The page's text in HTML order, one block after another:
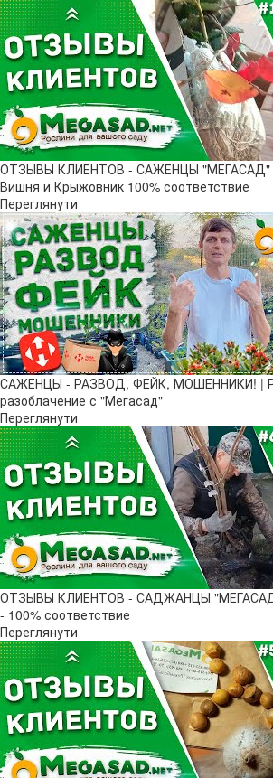
ОТЗЫВЫ КЛИЕНТОВ - САЖЕНЦЫ "МЕГАСАД" |
Вишня и Крыжовник 100% соответствие
Переглянути
САЖЕНЦЫ - РАЗВОД, ФЕЙК, МОШЕННИКИ! |
разоблачение с "Мегасад"
Переглянути
ОТЗЫВЫ КЛИЕНТОВ - САДЖАНЦЫ
- 100% соответствие
Переглянути